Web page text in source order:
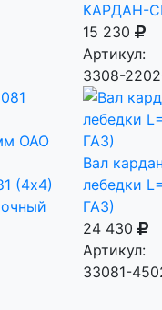
КАРДАН-
15 230
Артикул:
3308-
(4х4)
Вал
лебедки
ГАЗ)
24 430
Артикул:
33081-